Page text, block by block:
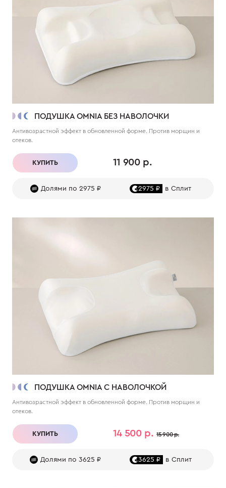
ПОДУШКА OMNIA БЕЗ НАВОЛОЧКИ
Антивозрастной эффект в обновленной форме. Против морщин и
отеков.
КУПИТЬ 11 900 р.
Долями по 2975 ₽ 2975 ₽ в Сплит
ПОДУШКА OMNIA С НАВОЛОЧКОЙ
Антивозрастной эффект в обновленной форме. Против морщин и
отеков.
КУПИТЬ 15 900 р.
14 500 р.
Долями по 3625 ₽ 3625 ₽ в Сплит